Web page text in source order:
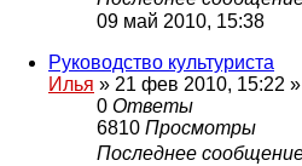
09 май 2010, 15:38
Руководство культуриста
Илья » 21 фев 2010, 15:22
0 Ответы
6810 Просмотры
Последнее